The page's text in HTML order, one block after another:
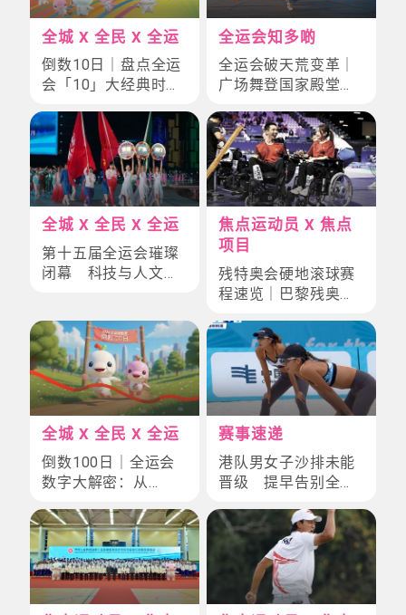
全城 X 全民 X 全运
倒数10日｜盘点全运
会「10」大经典时刻
全运会知多啲
全运会破天荒变革｜
广场舞登国家殿堂！
演」掀全民健身革命
全城 X 全民 X 全运
第十五届全运会璀璨
闭幕 科技与人文交
焦点运动员 X 焦点
项目
残特奥会硬地滚球赛
程速览｜巴黎残奥奖
园
全城 X 全民 X 全运
倒数100日｜全运会
数字大解密：从
密码！全民见证历史
时刻
赛事速递
港队男女子沙排未能
晋级 提早告别全运